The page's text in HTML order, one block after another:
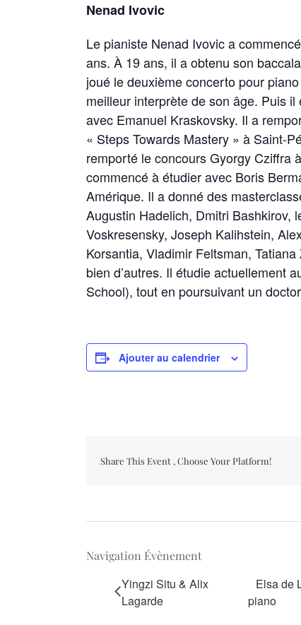
Nenad Ivovic
Le pianiste Nenad Ivovic a
ans. À 19 ans, il a obtenu son
joué le deuxième concerto pour
meilleur interprète de son âge. Puis
avec Emanuel Kraskovsky. Il a
« Steps Towards Mastery » à Saint-
remporté le concours Gyorgy Cziffra
commencé à étudier avec Boris
Amérique. Il a donné des
Augustin Hadelich, Dmitri Bashkirov,
Voskresensky, Joseph Kalihstein,
Korsantia, Vladimir Feltsman,
bien d’autres. Il étudie actuellement
School), tout en poursuivant un
Ajouter au calendrier
Share This Event , Choose Your Platform!
Navigation Évènement
Yingzi Situ & Alix
Lagarde
Elsa de
piano